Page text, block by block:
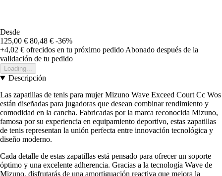
Desde
125,00 € 80,48 € -36%
+4,02 € ofrecidos en tu próximo pedido Abonado después de la
validación de tu pedido
Loading...
Descripción
Las zapatillas de tenis para mujer Mizuno Wave Exceed Court Cc Wos
están diseñadas para jugadoras que desean combinar rendimiento y
comodidad en la cancha. Fabricadas por la marca reconocida Mizuno,
famosa por su experiencia en equipamiento deportivo, estas zapatillas
de tenis representan la unión perfecta entre innovación tecnológica y
diseño moderno.
Cada detalle de estas zapatillas está pensado para ofrecer un soporte
óptimo y una excelente adherencia. Gracias a la tecnología Wave de
Mizuno, disfrutarás de una amortiguación reactiva que mejora la